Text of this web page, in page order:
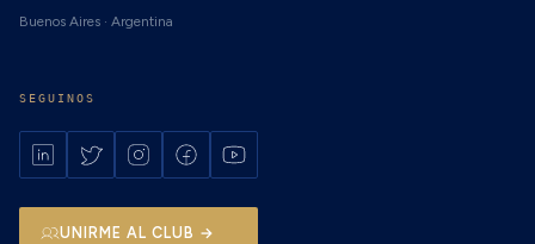
Buenos Aires · Argentina
SEGUINOS
UNIRME AL CLUB →